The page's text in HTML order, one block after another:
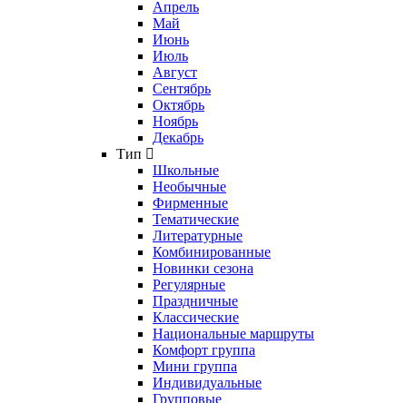
Апрель
Май
Июнь
Июль
Август
Сентябрь
Октябрь
Ноябрь
Декабрь
Тип
Школьные
Необычные
Фирменные
Тематические
Литературные
Комбинированные
Новинки сезона
Регулярные
Праздничные
Классические
Национальные маршруты
Комфорт группа
Мини группа
Индивидуальные
Групповые